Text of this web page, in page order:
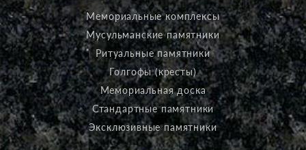
Мемориальные комплексы
Мусульманские памятники
Ритуальные памятники
Голгофы (кресты)
Мемориальная доска
Стандартные памятники
Эксклюзивные памятники